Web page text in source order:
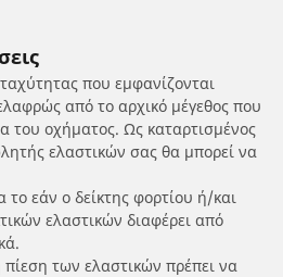
που εμφανίζονται
από το αρχικό μέγεθος που
του οχήματος. Ως καταρτισμένος
ελαστικών σας θα μπορεί να
εάν ο δείκτης φορτίου ή/και
ελαστικών διαφέρει από
των ελαστικών πρέπει να